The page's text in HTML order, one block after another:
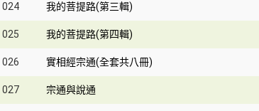
024 我的菩提路(第三輯)
025 我的菩提路(第四輯)
026 實相經宗通(全套共八冊)
027 宗通與說通